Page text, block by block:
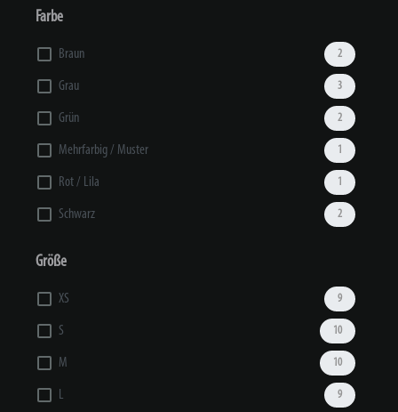
Farbe
Braun 2
Grau 3
Grün 2
Mehrfarbig / Muster 1
Rot / Lila 1
Schwarz 2
Größe
XS 9
S 10
M 10
L 9